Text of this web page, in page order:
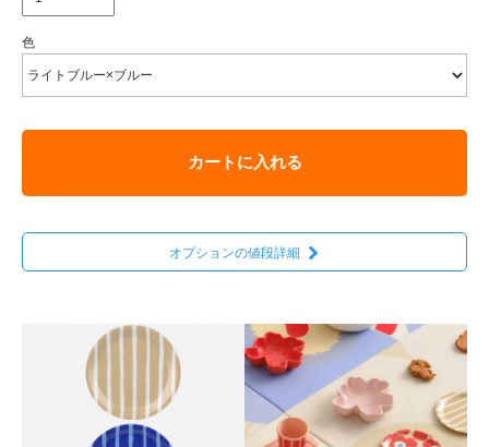
色
カートに入れる
オプションの値段詳細